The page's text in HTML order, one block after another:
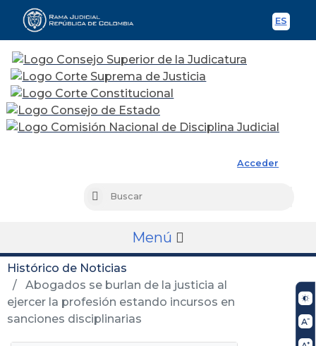
ES
Acceder
Buscar
Menú
Histórico de Noticias
Abogados se burlan de la justicia al
ejercer la profesión estando incursos en
sanciones disciplinarias